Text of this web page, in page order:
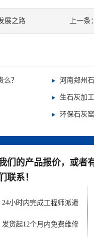
上一条
展之路
？ 河南郑州
生石灰加
环保石灰
们的产品报价，或者
联系！
24小时内完成工程师派遣
发货起12个月内免费维修